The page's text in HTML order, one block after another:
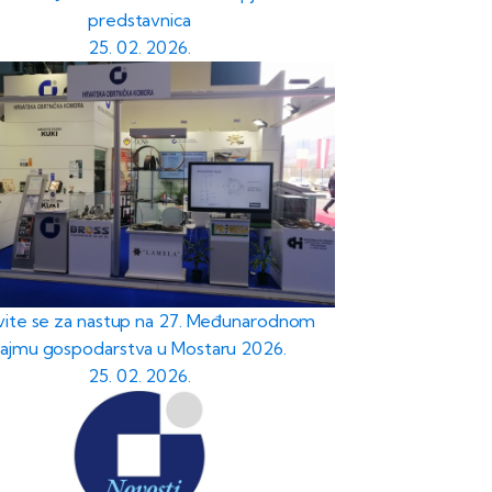
predstavnica
25. 02. 2026.
se za nastup na 27. Međunarodnom
gospodarstva u Mostaru 2026.
25. 02. 2026.